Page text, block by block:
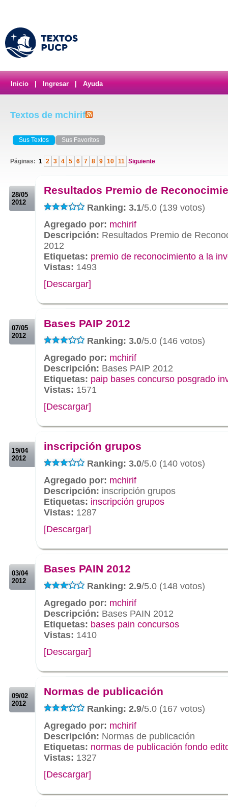
Inicio Ingresar Ayuda
Textos de mchirif
Sus Textos Sus Favoritos
Páginas: 1 2 3 4 5 6 7 8 9 10 11 Siguiente
28/05
2012
Resultados Premio de
Ranking: 3.1/5.0 (139 votos)
Agregado por: mchirif
Descripción: Resultados Premio de
2012
Etiquetas: premio de reconocimiento a la
Vistas: 1493
[Descargar]
07/05
2012
Bases PAIP 2012
Ranking: 3.0/5.0 (146 votos)
Agregado por: mchirif
Descripción: Bases PAIP 2012
Etiquetas: paip bases concurso posgrado
Vistas: 1571
[Descargar]
19/04
2012
inscripción grupos
Ranking: 3.0/5.0 (140 votos)
Agregado por: mchirif
Descripción: inscripción grupos
Etiquetas: inscripción grupos
Vistas: 1287
[Descargar]
03/04
2012
Bases PAIN 2012
Ranking: 2.9/5.0 (148 votos)
Agregado por: mchirif
Descripción: Bases PAIN 2012
Etiquetas: bases pain concursos
Vistas: 1410
[Descargar]
09/02
2012
Normas de publicación
Ranking: 2.9/5.0 (167 votos)
Agregado por: mchirif
Descripción: Normas de publicación
Etiquetas: normas de publicación fondo
Vistas: 1327
[Descargar]